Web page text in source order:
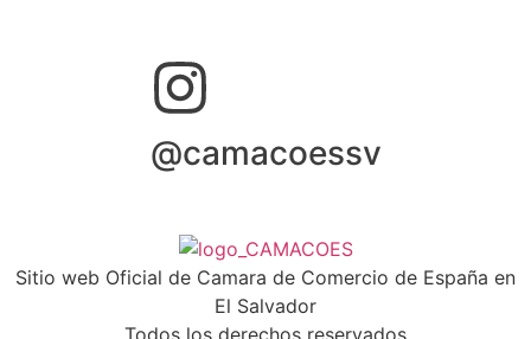
@camacoessv
Sitio web Oficial de Camara de Comercio de España en
El Salvador
Todos los derechos reservados